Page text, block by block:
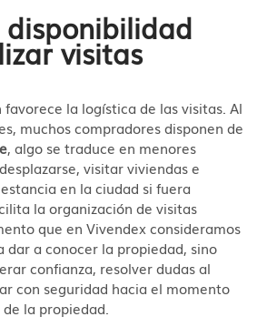
visitas
la logística de las visitas. Al
muchos compradores disponen de
, algo se traduce en menores
visitar viviendas e
en la ciudad si fuera
la organización de visitas
que en Vivendex consideramos
dar a conocer la propiedad, sino
confianza, resolver dudas al
con seguridad hacia el momento
la propiedad.